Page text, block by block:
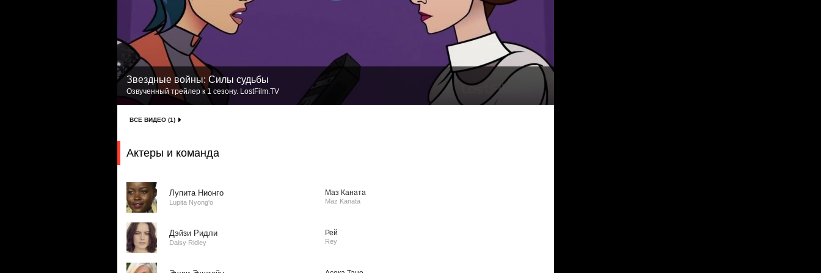
Звездные войны: Силы судьбы
Озвученный трейлер к 1 сезону. LostFilm.TV
ВСЕ ВИДЕО (1)
Актеры и команда
Лупита Нионго
Lupita Nyong'o
Маз Каната
Maz Kanata
Дэйзи Ридли
Daisy Ridley
Рей
Rey